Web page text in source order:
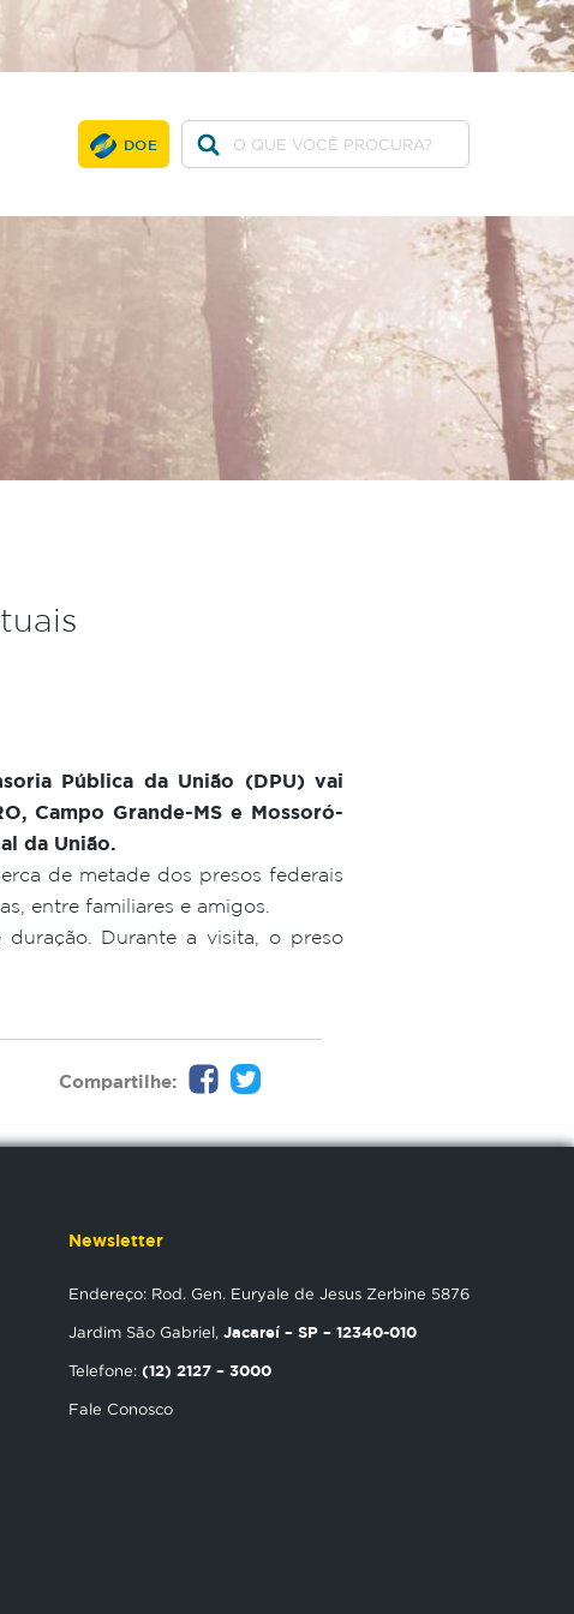
DOE
facebookyoutube
Pública da União (DPU) vai
Campo Grande-MS e Mossoró-
da União.
de metade dos presos federais
entre familiares e amigos.
Durante a visita, o preso
Compartilhe:
Newsletter
Endereço: Rod. Gen. Euryale de Jesus Zerbine 5876
Jardim São Gabriel, Jacareí – SP – 12340-010
Telefone: (12) 2127 – 3000
Fale Conosco